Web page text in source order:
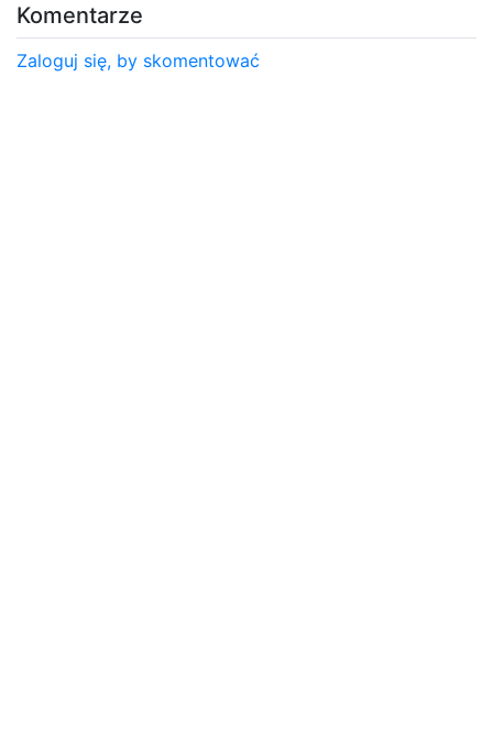
Komentarze
Zaloguj się, by skomentować